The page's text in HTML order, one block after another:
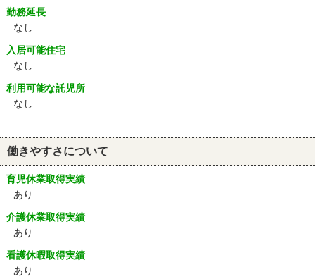
勤務延長
なし
入居可能住宅
なし
利用可能な託児所
なし
働きやすさについて
育児休業取得実績
あり
介護休業取得実績
あり
看護休暇取得実績
あり